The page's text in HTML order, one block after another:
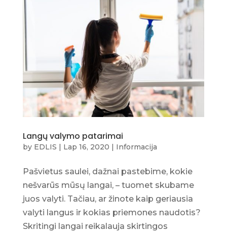
Langų valymo patarimai
by EDLIS | Lap 16, 2020 | Informacija
Pašvietus saulei, dažnai pastebime, kokie
nešvarūs mūsų langai, – tuomet skubame
juos valyti. Tačiau, ar žinote kaip geriausia
valyti langus ir kokias priemones naudotis?
Skritingi langai reikalauja skirtingos